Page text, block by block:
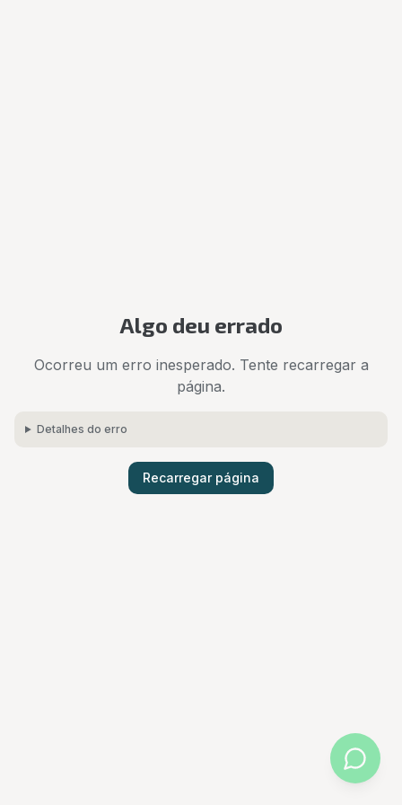
Algo deu errado
Ocorreu um erro inesperado. Tente recarregar a
página.
Detalhes do erro
Recarregar página